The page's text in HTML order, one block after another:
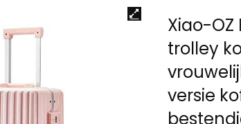
Xiao-
trolley
versie